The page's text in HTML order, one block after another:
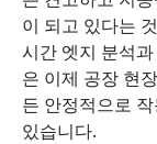
이 되고 있다는
시간 엣지 분석
은 이제 공장 현
든 안정적으로
있습니다.